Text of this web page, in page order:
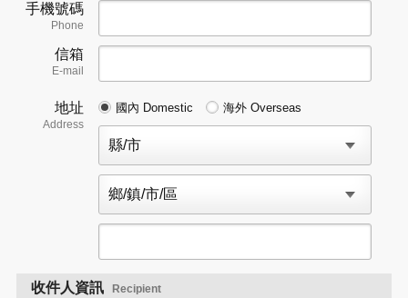
手機號碼
Phone
信箱
E-mail
地址
Address
國內 Domestic 海外 Overseas
收件人資訊 Recipient